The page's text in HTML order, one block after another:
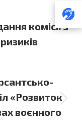
комісії з
«Розвиток
воєнного